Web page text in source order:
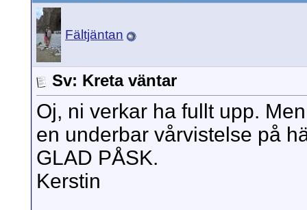
Fältjäntan
Sv: Kreta väntar
Oj, ni verkar ha fullt upp.
en underbar vårvistelse på
GLAD PÅSK.
Kerstin